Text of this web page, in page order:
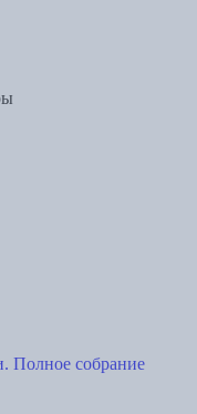
Полное собрание